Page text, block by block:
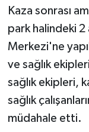
Kaza sonrası
park halindeki 2
Merkezi'ne
ve sağlık
sağlık ekipleri,
sağlık
müdahale etti.